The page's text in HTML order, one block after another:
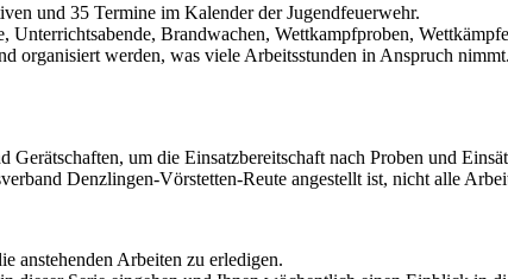
und 35 Termine im Kalender der Jugendfeuerwehr.
Unterrichtsabende, Brandwachen, Wettkampfproben,
organisiert werden, was viele Arbeitsstunden in Anspruch
Gerätschaften, um die Einsatzbereitschaft nach Proben und
Denzlingen-Vörstetten-Reute angestellt ist, nicht alle
anstehenden Arbeiten zu erledigen.